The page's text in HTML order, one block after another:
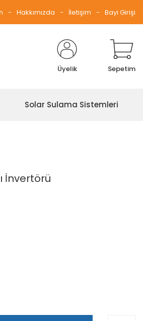
Hakkımızda İletişim Bayi Girişi
Üyelik Sepetim
Solar Sulama Sistemleri
İnvertörü